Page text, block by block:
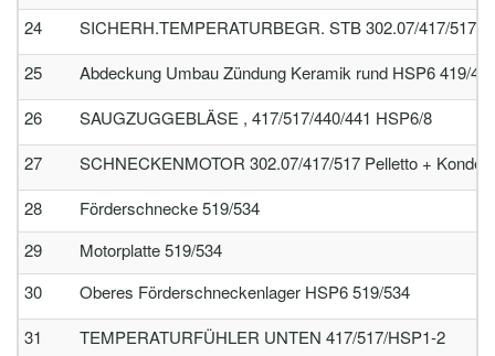
24
SICHERH.TEMPERATURBEGR. STB 302.07/417/517
25
Abdeckung Umbau Zündung Keramik rund HSP6 419/
26
SAUGZUGGEBLÄSE , 417/517/440/441 HSP6/8
27
SCHNECKENMOTOR 302.07/417/517 Pelletto +
28
Förderschnecke 519/534
29
Motorplatte 519/534
30
Oberes Förderschneckenlager HSP6 519/534
31
TEMPERATURFÜHLER UNTEN 417/517/HSP1-2